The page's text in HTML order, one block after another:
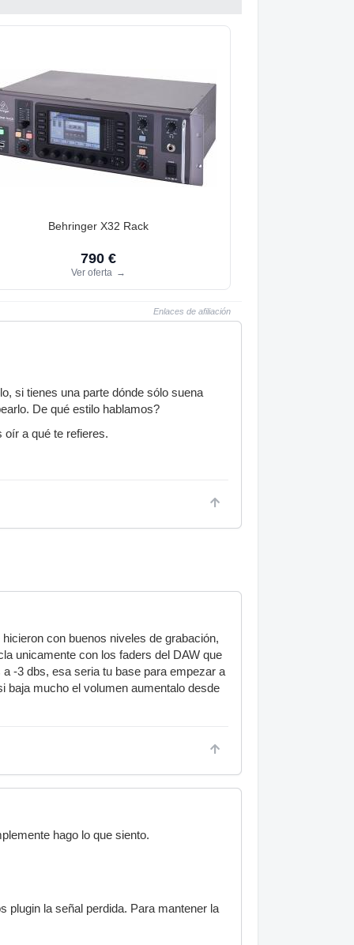
Behringer X32 Rack
790 €
Ver oferta →
Enlaces de afiliación
si tienes una parte dónde sólo suena
De qué estilo hablamos?
oír a qué te refieres.
con buenos niveles de grabación,
unicamente con los faders del DAW que
-3 dbs, esa seria tu base para empezar a
baja mucho el volumen aumentalo desde
hago lo que siento.
plugin la señal perdida. Para mantener la